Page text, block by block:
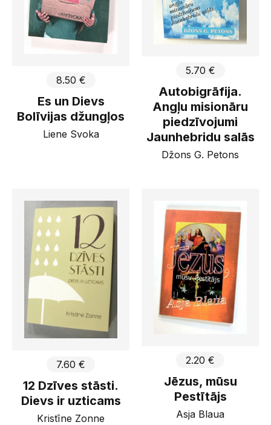
8.50 €
Es un Dievs
Bolīvijas džungļos
Liene Svoka
5.70 €
Autobigrāfija.
Angļu misionāru
piedzīvojumi
Jaunhebridu salās
Džons G. Petons
7.60 €
12 Dzīves stāsti.
Dievs ir uzticams
Kristīne Zonne
2.20 €
Jēzus, mūsu
Pestītājs
Asja Blaua